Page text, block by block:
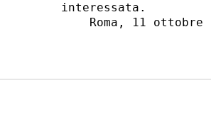
interessata.
Roma, 11 ottobre